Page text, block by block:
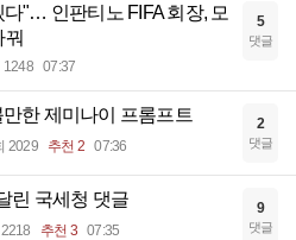
"… 인판티노 FIFA 회장, 모
꿔
1248 07:37
5
댓글
한 제미나이 프롬프트
2029 추천 2 07:36
2
댓글
린 국세청 댓글
추천 3 07:35
9
댓글